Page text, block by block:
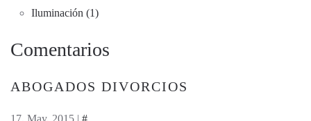
Iluminación (1)
Comentarios
ABOGADOS DIVORCIOS